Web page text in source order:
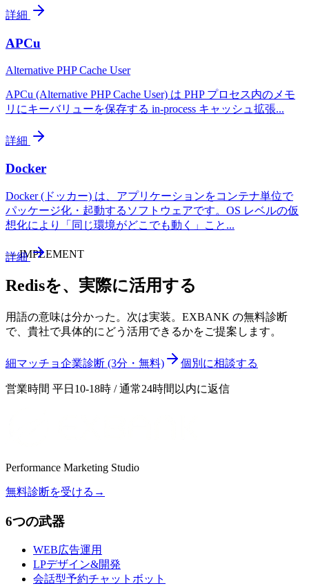
詳細
APCu
Alternative PHP Cache User
APCu (Alternative PHP Cache User) は PHP プロセス内のメモ
リにキーバリューを保存する in-process キャッシュ拡張...
詳細
Docker
Docker (ドッカー) は、アプリケーションをコンテナ単位で
パッケージ化・起動するソフトウェアです。OS レベルの仮
想化により「同じ環境がどこでも動く」こと ...
詳細
—IMPLEMENT
Redisを、実際に活用する
用語の意味は分かった。次は実装。EXBANK の無料診断
で、貴社で具体的にどう活用できるかをご提案します。
細マッチョ企業診断 (3分・無料) 個別に相談する
営業時間 平日10-18時 / 通常24時間以内に返信
Performance Marketing Studio
無料診断を受ける →
6つの武器
WEB広告運用
LPデザイン&開発
会話型予約チャットボット